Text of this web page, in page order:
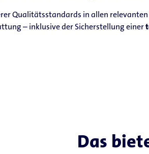
Qualitätsstandards in allen
– inklusive der Sicherstellung einer
Das